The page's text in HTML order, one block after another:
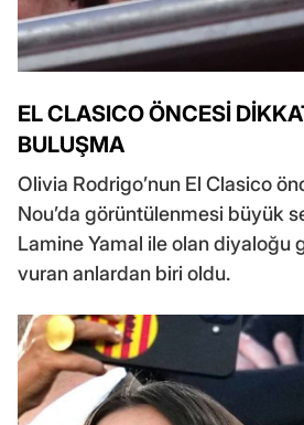
EL CLASICO ÖNCESİ
BULUŞMA
Olivia Rodrigo’nun El Clasico
Nou’da görüntülenmesi büyük
Lamine Yamal ile olan diyaloğu
vuran anlardan biri oldu.